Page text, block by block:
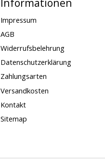
Impressum
AGB
Widerrufsbelehrung
Datenschutzerklärung
Zahlungsarten
Versandkosten
Kontakt
Sitemap